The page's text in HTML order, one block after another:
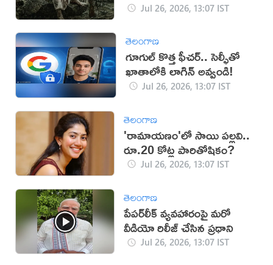
Jul 26, 2026, 13:07 IST
తెలంగాణ
గూగుల్ కొత్త ఫీచర్.. సెల్ఫీతో
ఖాతాలోకి లాగిన్ అవ్వండి!
Jul 26, 2026, 13:07 IST
తెలంగాణ
'రామాయణం'లో సాయి పల్లవి..
రూ.20 కోట్ల పారితోషికం?
Jul 26, 2026, 13:07 IST
తెలంగాణ
పేపర్‌లీక్‌ వ్యవహారంపై మరో
వీడియో రిలీజ్ చేసిన ప్రధాని
Jul 26, 2026, 13:07 IST